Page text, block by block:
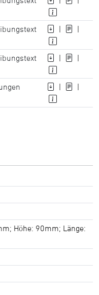
| |
| |
| |
Höhe: 90mm; Länge: